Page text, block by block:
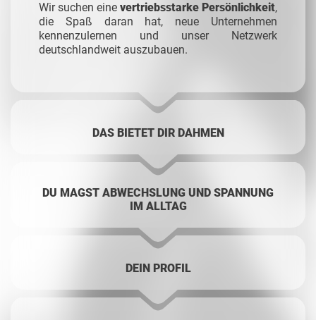
Wir suchen eine vertriebsstarke Persönlichkeit,
die Spaß daran hat, neue Unternehmen
kennenzulernen und unser Netzwerk
deutschlandweit auszubauen.
DAS BIETET DIR DAHMEN
DU MAGST ABWECHSLUNG UND SPANNUNG
IM ALLTAG
DEIN PROFIL